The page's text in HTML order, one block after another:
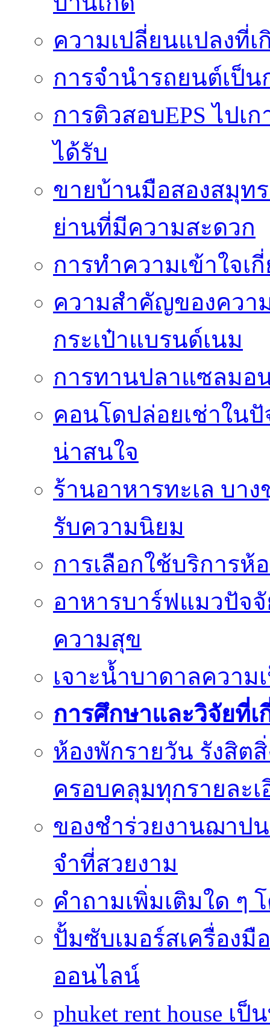
ความเปลี่ยนแปลงที่
การจำนำรถยนต์เป็
การติวสอบEPS ไป
ได้รับ
ขายบ้านมือสองสมุท
ย่านที่มีความสะดวก
การทำความเข้าใจเ
ความสำคัญของควา
กระเป๋าแบรนด์เนม
การทานปลาแซลมอ
คอนโดปล่อยเช่าใน
น่าสนใจ
ร้านอาหารทะเล บา
รับความนิยม
การเลือกใช้บริการห้
อาหารบาร์ฟแมวปัจ
ความสุข
เจาะน้ำบาดาลควา
การศึกษาและวิจัยที่
ห้องพักรายวัน รังสิต
ครอบคลุมทุกรายละเ
ของชำร่วยงานฌาป
จำที่สวยงาม
คำถามเพิ่มเติมใด ๆ
ปั้มซับเมอร์สเครื่อง
ออนไลน์
phuket rent house เ